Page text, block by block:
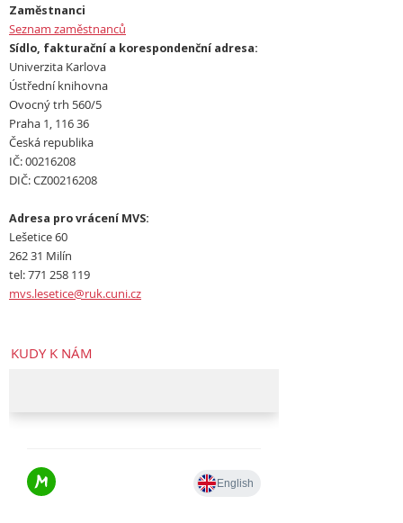
Zaměstnanci
Seznam zaměstnanců
Sídlo, fakturační a korespondenční adresa:
Univerzita Karlova
Ústřední knihovna
Ovocný trh 560/5
Praha 1, 116 36
Česká republika
IČ: 00216208
DIČ: CZ00216208
Adresa pro vrácení MVS:
Lešetice 60
262 31 Milín
tel: 771 258 119
mvs.lesetice@ruk.cuni.cz
KUDY K NÁM